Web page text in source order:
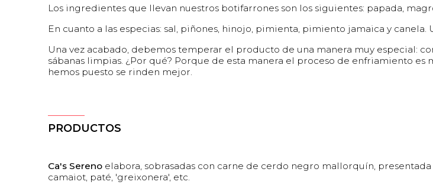
Los ingredientes que llevan nuestros botifarrones son los siguientes: papada,
En cuanto a las especias: sal, piñones, hinojo, pimienta, pimiento jamaica y
Una vez acabado, debemos temperar el producto de una manera muy especial:
sábanas limpias. ¿Por qué? Porque de esta manera el proceso de enfriamiento
hemos puesto se rinden mejor.
PRODUCTOS
Ca's Serenoelabora, sobrasadas con carne de cerdo negro mallorquín,
camaiot, paté, 'greixonera', etc.